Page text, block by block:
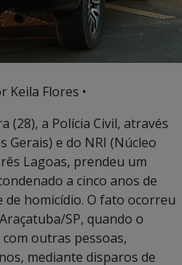
Keila Flores •
(28), a Polícia Civil, através
Gerais) e do NRI (Núcleo
Lagoas, prendeu um
a cinco anos de
de homicídio. O fato ocorreu
SP, quando o
outras pessoas,
mediante disparos de